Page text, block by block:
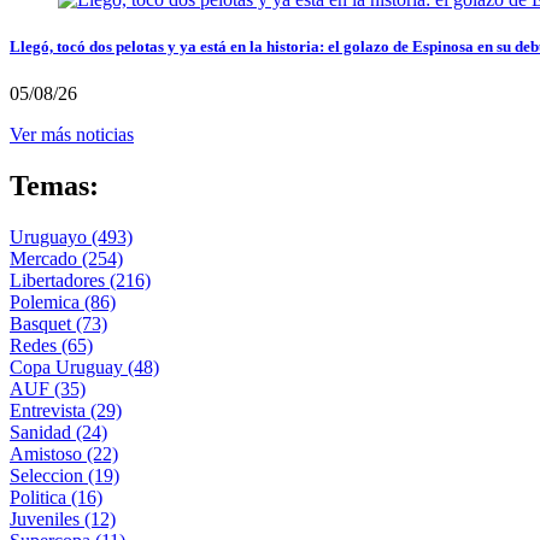
Llegó, tocó dos pelotas y ya está en la historia: el golazo de Espinosa en su
05/08/26
Ver más noticias
Temas:
Uruguayo (493)
Mercado (254)
Libertadores (216)
Polemica (86)
Basquet (73)
Redes (65)
Copa Uruguay (48)
AUF (35)
Entrevista (29)
Sanidad (24)
Amistoso (22)
Seleccion (19)
Politica (16)
Juveniles (12)